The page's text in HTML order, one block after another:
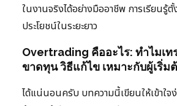
ในงานจริงได้อย่างมืออาชีพ การเรียนรู้
ประโยชน์ในระยะยาว
Overtrading คืออะไร: ทำไมเท
ขาดทุน วิธีแก้ไข เหมาะกับผู้เริ่ม
ได้แน่นอนครับ บทความนี้เขียนให้เข้าใจ